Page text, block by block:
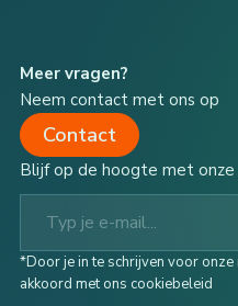
Meer vragen?
Neem contact met ons op
Contact
Blijf op de hoogte met
Typ je e-mail...
*Door je in te schrijven voor
akkoord met ons cookiebeleid